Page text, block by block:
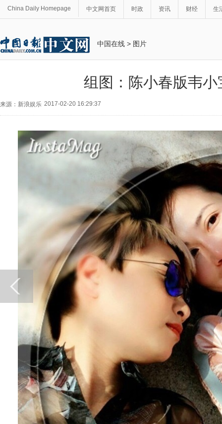
China Daily Homepage 中文网首页 时政 资讯 财经 生
中国在线 > 图片
组图：陈小春版韦
来源：新浪娱乐 2017-02-20 16:29:37